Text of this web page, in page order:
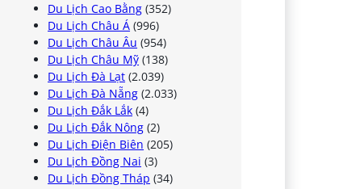
Du Lịch Cao Bằng (352)
Du Lịch Châu Á (996)
Du Lịch Châu Âu (954)
Du Lịch Châu Mỹ (138)
Du Lịch Đà Lạt (2.039)
Du Lịch Đà Nẵng (2.033)
Du Lịch Đắk Lắk (4)
Du Lịch Đắk Nông (2)
Du Lịch Điện Biên (205)
Du Lịch Đồng Nai (3)
Du Lịch Đồng Tháp (34)